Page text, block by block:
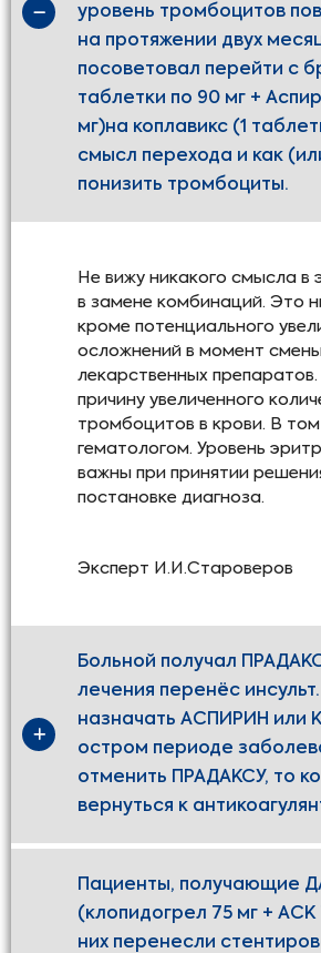
уровень тромбоцитов
на протяжении двух
посоветовал перейти с
таблетки по 90 мг +
мг)на коплавикс (1
смысл перехода и как
понизить тромбоциты.
Не вижу никакого смысла в
в замене комбинаций. Это
кроме потенциального
осложнений в момент
лекарственных
причину увеличенного
тромбоцитов в крови. В том
гематологом. Уровень
важны при принятии
постановке диагноза.
Эксперт И.И.Староверов
Больной получал
лечения перенёс
назначать АСПИРИН или
остром периоде
отменить ПРАДАКСУ, то
вернуться к
Пациенты, получающие
(клопидогрел 75 мг + АСК
них перенесли